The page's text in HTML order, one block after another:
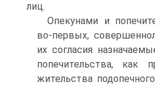
лиц.
Опекунами и
во-первых,
их согласия
попечительства, как
жительства